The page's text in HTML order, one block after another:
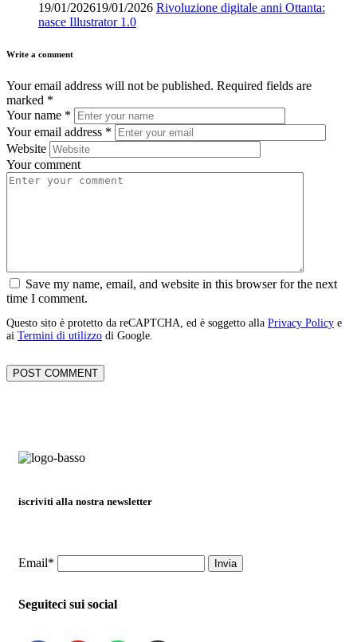
19/01/202619/01/2026 Rivoluzione digitale anni Ottanta:
nasce Illustrator 1.0
Write a comment
Your email address will not be published. Required fields are
marked *
Your name *
Your email address *
Website
Your comment
Save my name, email, and website in this browser for the next
time I comment.
Questo sito è protetto da reCAPTCHA, ed è soggetto alla Privacy Policy e
ai Termini di utilizzo di Google.
iscriviti alla nostra newsletter
Email*
Seguiteci sui social